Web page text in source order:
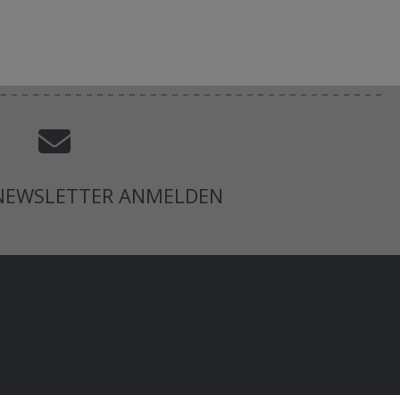
ANMELDEN